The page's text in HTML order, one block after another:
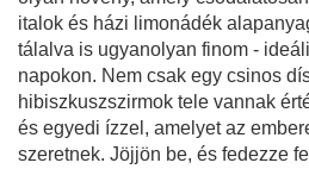
és egyedi ízzel, amelyet az
szeretnek. Jöjjön be, és fedezze
látszólag szerény virág!
Bővebben